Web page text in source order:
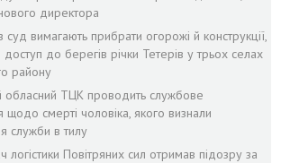
директора
суд вимагають прибрати огорожі й конструкції,
доступ до берегів річки Тетерів у трьох селах
району
обласний ТЦК проводить службове
щодо смерті чоловіка, якого визнали
служби в тилу
логістики Повітряних сил отримав підозру за